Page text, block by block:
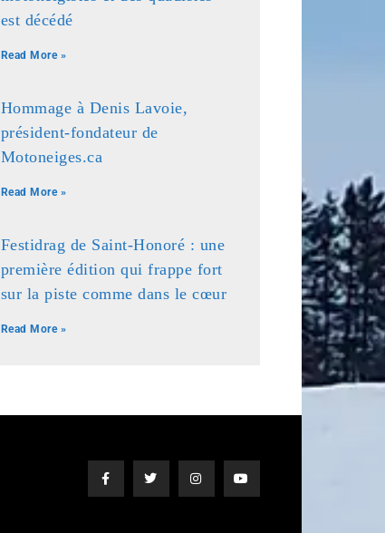
est décédé
Read More »
Hommage à Denis Lavoie,
président-fondateur de
Motoneiges.ca
Read More »
Festidrag de Saint-Honoré : une
première édition qui frappe fort
sur la piste comme dans le cœur
Read More »